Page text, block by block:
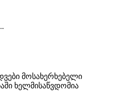
მოსახერხებელი
ხელმისაწვდომია